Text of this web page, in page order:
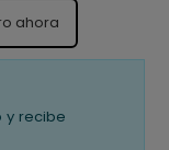
ahora
y recibe